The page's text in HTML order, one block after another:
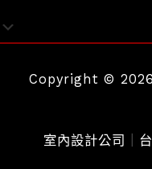
Copyright ©
室內設計公司